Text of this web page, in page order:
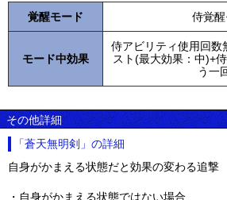
覚醒モード 侍覚
モード中効果
侍アビリティ使用回数
スト(最大効果：中)+
う一
その他詳細
「蒼天無明剣」の詳細
自身がかまえる状態だと効果の変わる追撃
・自身がかまえる状態ではない場合